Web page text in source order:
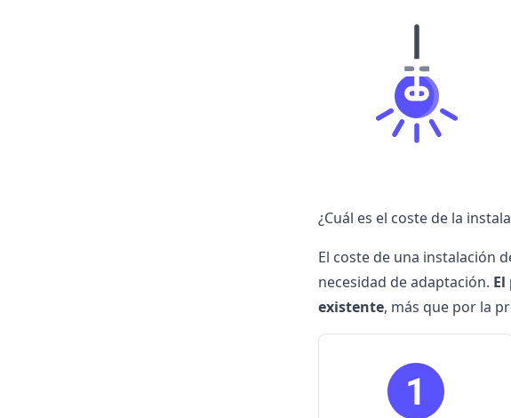
¿Cuál es el coste de la
El coste de una instalación
necesidad de adaptación.
existente, más que por la